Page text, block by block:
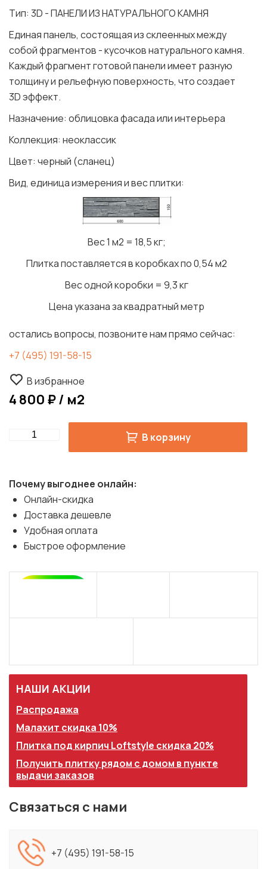
Тип: 3D - ПАНЕЛИ ИЗ НАТУРАЛЬНОГО КАМНЯ
Единая панель, состоящая из склеенных между
собой фрагментов - кусочков натурального камня.
Каждый фрагмент готовой панели имеет разную
толщину и рельефную поверхность, что создает
3D эффект.
Назначение: облицовка фасада или интерьера
Коллекция: неоклассик
Цвет: черный (сланец)
Вид, единица измерения и вес плитки:
Вес 1 м2 = 18,5 кг;
Плитка поставляется в коробках по 0,54 м2
Вес одной коробки = 9,3 кг
Цена указана за квадратный метр
остались вопросы, позвоните нам прямо сейчас:
+7 (495) 191-58-15
В избранное
4 800 ₽ / м2
Quantity В корзину
Почему выгоднее онлайн:
Онлайн-скидка
Доставка дешевле
Удобная оплата
Быстрое оформление
НАШИ АКЦИИ
Распродажа
Малахит скидка 10%
Плитка под кирпич Loftstyle скидка 20%
Получить плитку рядом с домом в пункте
выдачи заказов
Связаться с нами
+7 (495) 191-58-15